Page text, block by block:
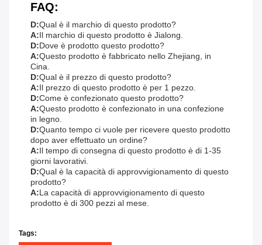
FAQ:
D:Qual è il marchio di questo prodotto?
A:Il marchio di questo prodotto è Jialong.
D:Dove è prodotto questo prodotto?
A:Questo prodotto è fabbricato nello Zhejiang, in
Cina.
D:Qual è il prezzo di questo prodotto?
A:Il prezzo di questo prodotto è per 1 pezzo.
D:Come è confezionato questo prodotto?
A:Questo prodotto è confezionato in una confezione
in legno.
D:Quanto tempo ci vuole per ricevere questo prodotto
dopo aver effettuato un ordine?
A:Il tempo di consegna di questo prodotto è di 1-35
giorni lavorativi.
D:Qual è la capacità di approvvigionamento di questo
prodotto?
A:La capacità di approvvigionamento di questo
prodotto è di 300 pezzi al mese.
Tags: